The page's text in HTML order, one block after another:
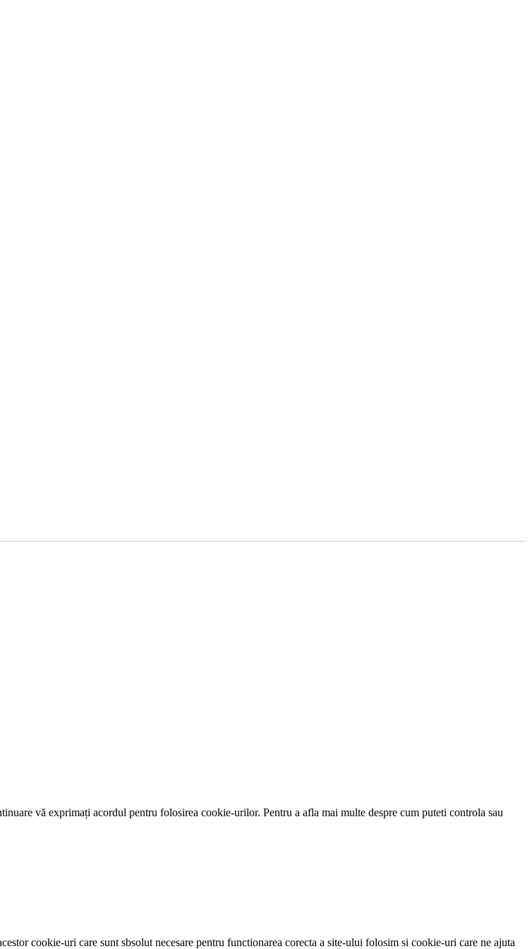
vă exprimați acordul pentru folosirea cookie-urilor. Pentru a afla mai multe despre cum puteti controla sau
cookie-uri care sunt sbsolut necesare pentru functionarea corecta a site-ului folosim si cookie-uri care ne ajuta